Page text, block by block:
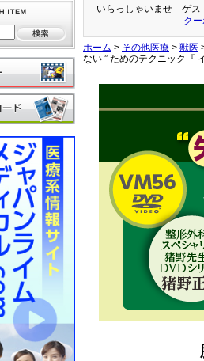
いらっしゃいませ ゲス
ク
ホーム > その他医療 > 獣医
ない ” ためのテクニック『